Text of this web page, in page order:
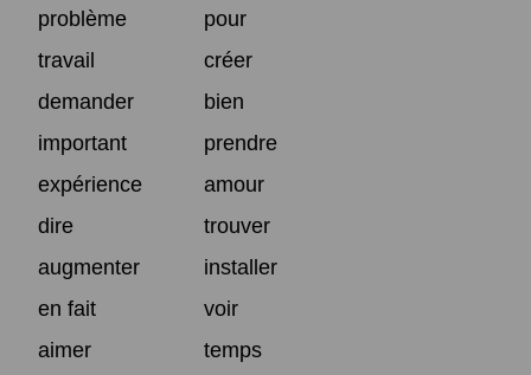
problème
pour
travail
créer
demander
bien
important
prendre
expérience
amour
dire
trouver
augmenter
installer
en fait
voir
aimer
temps